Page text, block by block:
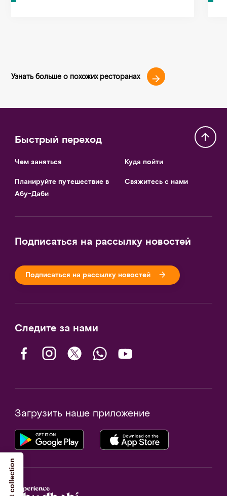
Узнать больше о похожих ресторанах
Быстрый переход
Чем заняться
Планируйте путешествие в
Абу-Даби
Куда пойти
Свяжитесь с нами
Подписаться на рассылку новостей
Подписаться на рассылку новостей
Следите за нами
Загрузить наше приложение